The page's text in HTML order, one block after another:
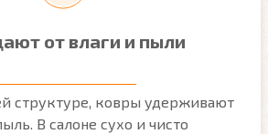
от влаги и пыли
структуре, ковры удерживают
В салоне сухо и чисто